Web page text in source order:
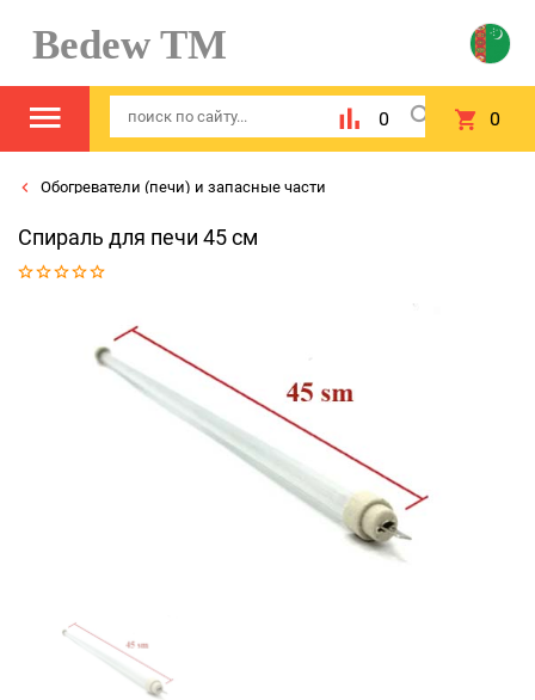
Bedew TM
0 0
Обогреватели (печи) и запасные части
Спираль для печи 45 см